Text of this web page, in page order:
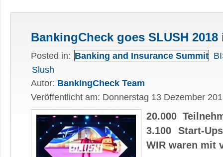
BankingCheck goes SLUSH
Posted in: Banking and Insurance Summit
Slush
Autor: BankingCheck Team
Veröffentlicht am: Donnerstag 13 Dezember
20.000
3.100 Start-
WIR waren mit